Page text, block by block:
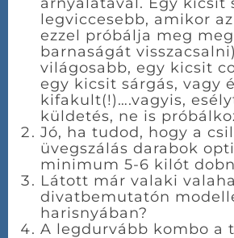
legviccesebb, amikor
ezzel próbálja meg
barnaságát
világosabb, egy kicsit
egy kicsit sárgás, vagy
kifakult(!)….vagyis,
küldetés, ne is
Jó, ha tudod, hogy a
üvegszálás darabok
minimum 5-6 kilót
Látott már valaki valaha
divatbemutatón
harisnyában?
A legdurvább kombo a